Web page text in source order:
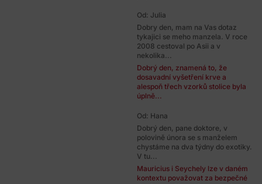
Od: Julia
Dobry den, mam na Vas dotaz
tykajici se meho manzela. V roce
2008 cestoval po Asii a v
nekolika...
Dobrý den, znamená to, že
dosavadní vyšetření krve a
alespoň třech vzorků stolice byla
úplně...
Od: Hana
Dobrý den, pane doktore, v
polovině února se s manželem
chystáme na dva týdny do exotiky.
V tu...
Mauricius i Seychely lze v daném
kontextu považovat za bezpečné